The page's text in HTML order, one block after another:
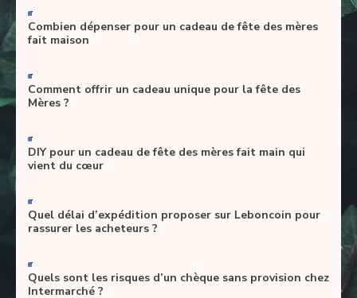
-
Combien dépenser pour un cadeau de fête des mères
fait maison
-
Comment offrir un cadeau unique pour la fête des
Mères ?
-
DIY pour un cadeau de fête des mères fait main qui
vient du cœur
-
Quel délai d’expédition proposer sur Leboncoin pour
rassurer les acheteurs ?
-
Quels sont les risques d’un chèque sans provision chez
Intermarché ?